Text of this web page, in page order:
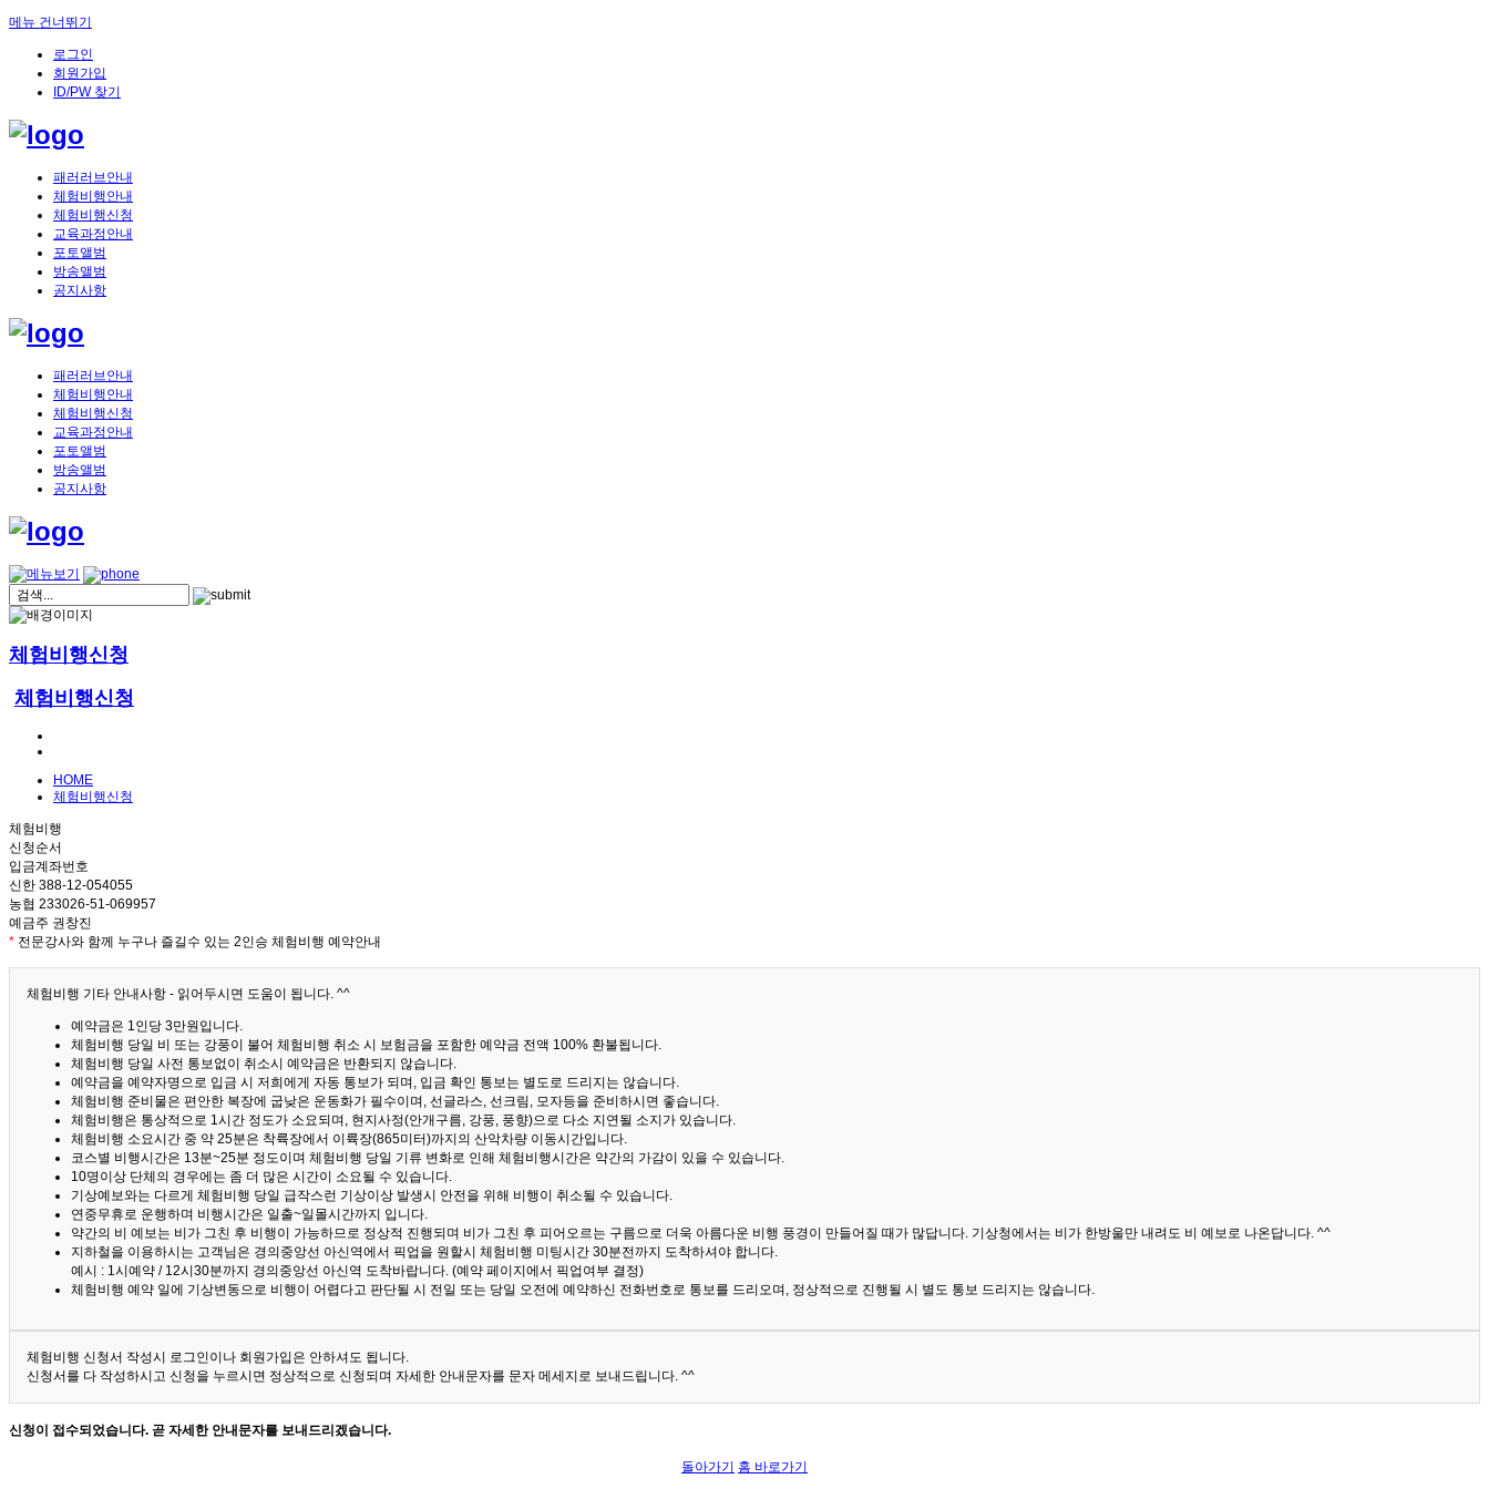
메뉴 건너뛰기
로그인
회원가입
ID/PW 찾기
패러러브안내
체험비행안내
체험비행신청
교육과정안내
포토앨범
방송앨범
공지사항
패러러브안내
체험비행안내
체험비행신청
교육과정안내
포토앨범
방송앨범
공지사항
체험비행신청
체험비행신청
HOME
체험비행신청
체험비행
신청순서
입금계좌번호
신한 388-12-054055
농협 233026-51-069957
예금주 권창진
* 전문강사와 함께 누구나 즐길수 있는 2인승 체험비행 예약안내
체험비행 기타 안내사항 - 읽어두시면 도움이 됩니다. ^^
예약금은 1인당 3만원입니다.
체험비행 당일 비 또는 강풍이 불어 체험비행 취소 시 보험금을 포함한 예약금 전액 100% 환불됩니다.
체험비행 당일 사전 통보없이 취소시 예약금은 반환되지 않습니다.
예약금을 예약자명으로 입금 시 저희에게 자동 통보가 되며, 입금 확인 통보는 별도로 드리지는 않습니다.
체험비행 준비물은 편안한 복장에 굽낮은 운동화가 필수이며, 선글라스, 선크림, 모자등을 준비하시면 좋습니다.
체험비행은 통상적으로 1시간 정도가 소요되며, 현지사정(안개구름, 강풍, 풍향)으로 다소 지연될 소지가 있습니다.
체험비행 소요시간 중 약 25분은 착륙장에서 이륙장(865미터)까지의 산악차량 이동시간입니다.
코스별 비행시간은 13분~25분 정도이며 체험비행 당일 기류 변화로 인해 체험비행시간은 약간의 가감이 있을 수 있습니다.
10명이상 단체의 경우에는 좀 더 많은 시간이 소요될 수 있습니다.
기상예보와는 다르게 체험비행 당일 급작스런 기상이상 발생시 안전을 위해 비행이 취소될 수 있습니다.
연중무휴로 운행하며 비행시간은 일출~일몰시간까지 입니다.
약간의 비 예보는 비가 그친 후 비행이 가능하므로 정상적 진행되며 비가 그친 후 피어오르는 구름으로 더욱 아름다운 비행 풍경이 만들어질 때가 많답니다. 기상청에서는 비가 한방울만 내려도 비 예보로 나온답니다. ^^
지하철을 이용하시는 고객님은 경의중앙선 아신역에서 픽업을 원할시 체험비행 미팅시간 30분전까지 도착하셔야 합니다.
예시 : 1시예약 / 12시30분까지 경의중앙선 아신역 도착바랍니다. (예약 페이지에서 픽업여부 결정)
체험비행 예약 일에 기상변동으로 비행이 어렵다고 판단될 시 전일 또는 당일 오전에 예약하신 전화번호로 통보를 드리오며, 정상적으로 진행될 시 별도 통보 드리지는 않습니다.
체험비행 신청서 작성시 로그인이나 회원가입은 안하셔도 됩니다.
신청서를 다 작성하시고 신청을 누르시면 정상적으로 신청되며 자세한 안내문자를 문자 메세지로 보내드립니다. ^^
신청이 접수되었습니다. 곧 자세한 안내문자를 보내드리겠습니다.
돌아가기 홈 바로가기